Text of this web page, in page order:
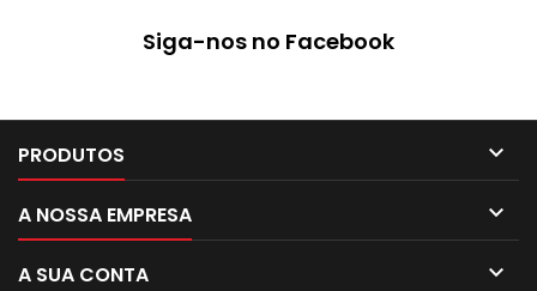
Siga-nos no Facebook
PRODUTOS 
A NOSSA EMPRESA 
A SUA CONTA 